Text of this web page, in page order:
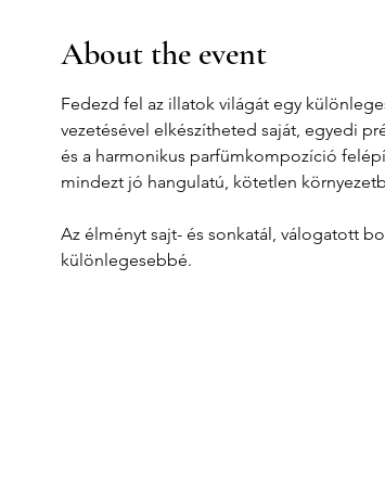
About the event
Fedezd fel az illatok világát egy
vezetésével elkészítheted saját, egyedi
és a harmonikus parfümkompozíció
mindezt jó hangulatú, kötetlen
Az élményt sajt- és sonkatál, válogatott
különlegesebbé.